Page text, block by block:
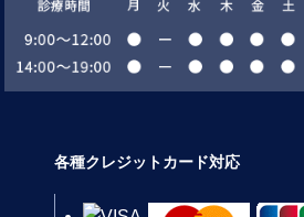
各種クレジットカード対応